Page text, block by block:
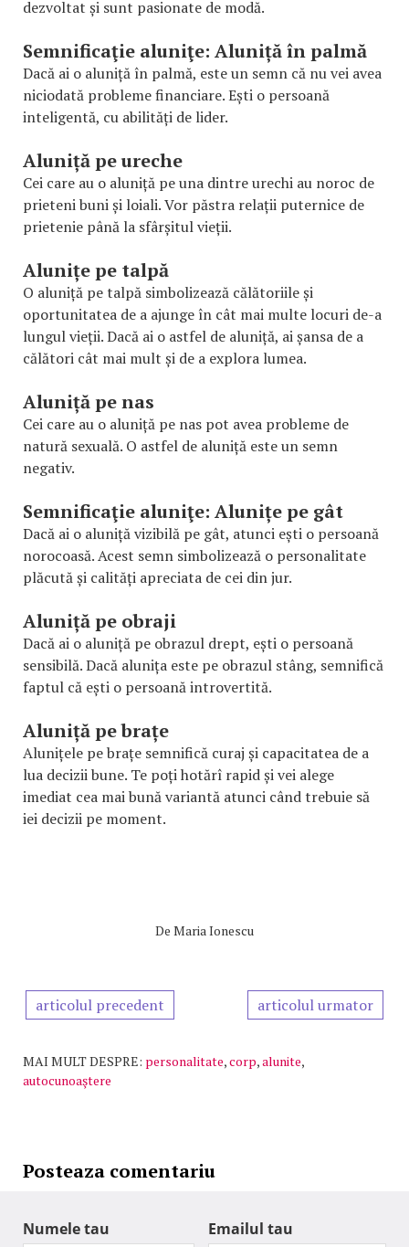
dezvoltat și sunt pasionate de modă.
Semnificaţie aluniţe: Aluniță în palmă
Dacă ai o aluniță în palmă, este un semn că nu vei avea
niciodată probleme financiare. Ești o persoană
inteligentă, cu abilități de lider.
Aluniță pe ureche
Cei care au o aluniță pe una dintre urechi au noroc de
prieteni buni și loiali. Vor păstra relații puternice de
prietenie până la sfârșitul vieții.
Alunițe pe talpă
O aluniță pe talpă simbolizează călătoriile și
oportunitatea de a ajunge în cât mai multe locuri de-a
lungul vieții. Dacă ai o astfel de aluniță, ai șansa de a
călători cât mai mult și de a explora lumea.
Aluniță pe nas
Cei care au o aluniță pe nas pot avea probleme de
natură sexuală. O astfel de aluniță este un semn
negativ.
Semnificaţie aluniţe: Alunițe pe gât
Dacă ai o aluniță vizibilă pe gât, atunci ești o persoană
norocoasă. Acest semn simbolizează o personalitate
plăcută și calități apreciata de cei din jur.
Aluniță pe obraji
Dacă ai o aluniță pe obrazul drept, ești o persoană
sensibilă. Dacă alunița este pe obrazul stâng, semnifică
faptul că ești o persoană introvertită.
Aluniță pe brațe
Alunițele pe brațe semnifică curaj și capacitatea de a
lua decizii bune. Te poți hotărî rapid și vei alege
imediat cea mai bună variantă atunci când trebuie să
iei decizii pe moment.
De Maria Ionescu
articolul precedent articolul urmator
MAI MULT DESPRE: personalitate,corp,alunite,
autocunoaştere
Posteaza comentariu
Numele tau Emailul tau